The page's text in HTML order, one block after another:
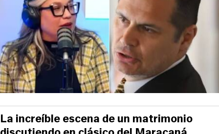
La increíble escena de un matrimonio